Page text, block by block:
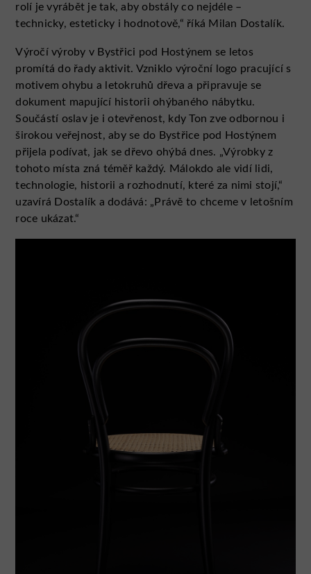
rolí je vyrábět je tak, aby obstály co nejdéle –
technicky, esteticky i hodnotově,“ říká Milan Dostalík.
Výročí výroby v Bystřici pod Hostýnem se letos
promítá do řady aktivit. Vzniklo výroční logo pracující s
motivem ohybu a letokruhů dřeva a připravuje se
dokument mapující historii ohýbaného nábytku.
Součástí oslav je i otevřenost, kdy Ton zve odbornou i
širokou veřejnost, aby se do Bystřice pod Hostýnem
přijela podívat, jak se dřevo ohýbá dnes. „Výrobky z
tohoto místa zná téměř každý. Málokdo ale vidí lidi,
technologie, historii a rozhodnutí, které za nimi stojí,“
uzavírá Dostalík a dodává: „Právě to chceme v letošním
roce ukázat.“